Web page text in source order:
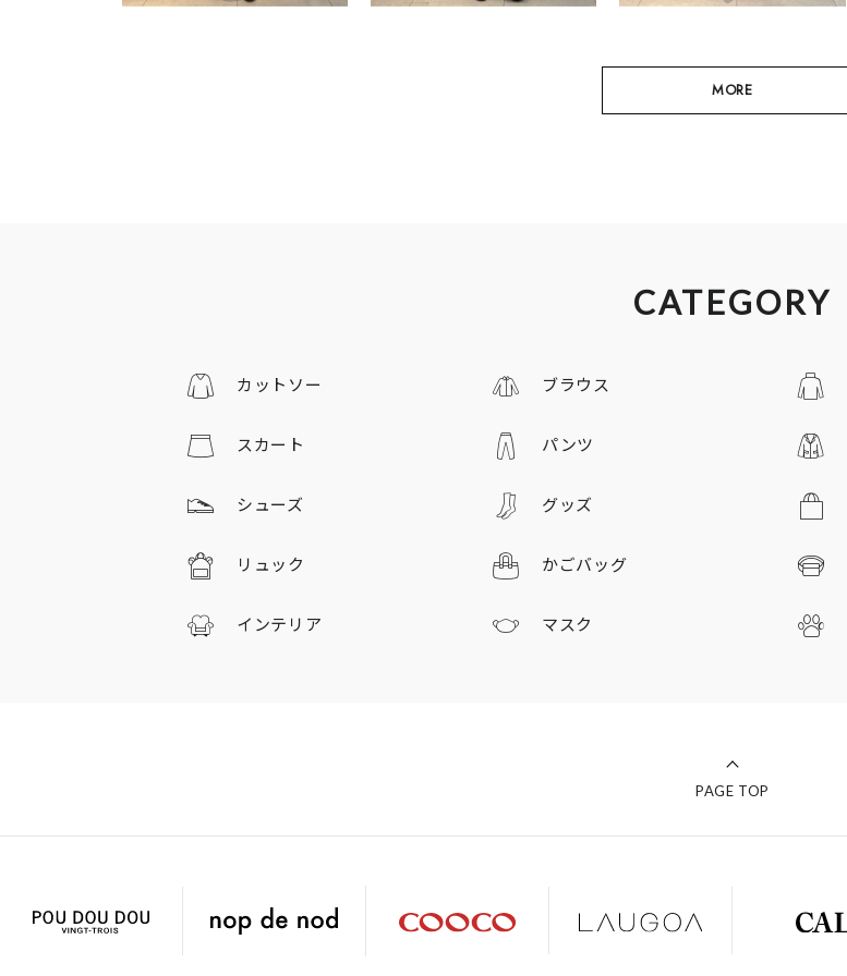
MORE
CATEGORY
カットソー ブラウス
スカート パンツ
シューズ グッズ
リュック かごバッグ
インテリア マスク
PAGE TOP